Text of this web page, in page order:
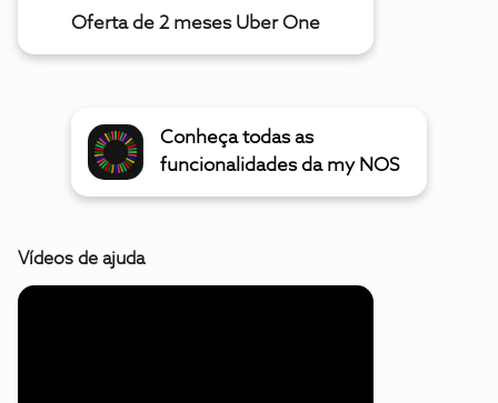
Oferta de 2 meses Uber One
Conheça todas as
funcionalidades da my NOS
Vídeos de ajuda